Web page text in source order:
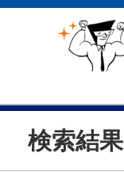
検索結果